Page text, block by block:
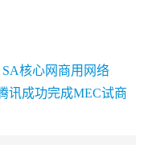
核心网商用网络
讯成功完成MEC试商